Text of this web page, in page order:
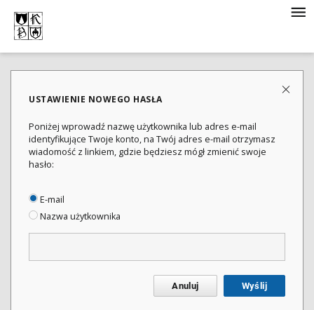
USTAWIENIE NOWEGO HASŁA
Poniżej wprowadź nazwę użytkownika lub adres e-mail
identyfikujące Twoje konto, na Twój adres e-mail otrzymasz
wiadomość z linkiem, gdzie będziesz mógł zmienić swoje
hasło:
E-mail
Nazwa użytkownika
Anuluj Wyślij